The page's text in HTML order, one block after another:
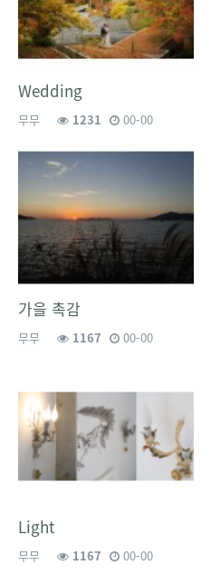
Wedding
무무 1231 00-00
가을 촉감
무무 1167 00-00
Light
무무 1167 00-00